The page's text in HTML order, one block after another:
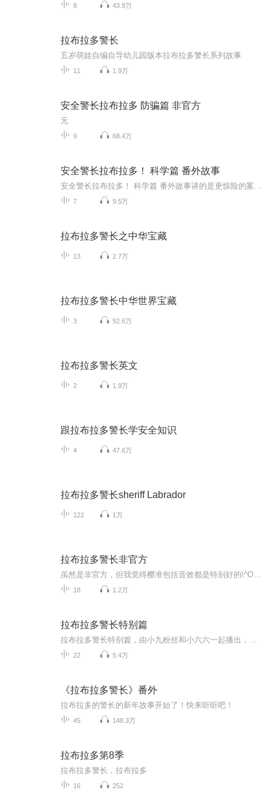
8 43.9万
拉布拉多警长
五岁萌娃自编自导幼儿园版本拉布拉多警长系列故事
11 1.9万
安全警长拉布拉多 防骗篇 非官方
无
9 68.4万
安全警长拉布拉多！ 科学篇 番外故事
7 9.5万
拉布拉多警长之中华宝藏
13 2.7万
拉布拉多警长中华世界宝藏
3 92.6万
拉布拉多警长英文
2 1.9万
跟拉布拉多警长学安全知识
4 47.6万
拉布拉多警长sheriff Labrador
122 1万
拉布拉多警长非官方
18 1.2万
拉布拉多警长特别篇
22 5.4万
《拉布拉多警长》番外
拉布拉多的警长的新年故事开始了！快来听听吧！
45 148.3万
拉布拉多第8季
拉布拉多警长，拉布拉多
16 252